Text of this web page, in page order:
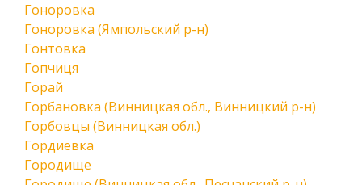
Гоноровка
Гоноровка (Ямпольский р-н)
Гонтовка
Гопчиця
Горай
Горбановка (Винницкая обл., Винницкий р-н)
Горбовцы (Винницкая обл.)
Гордиевка
Городище